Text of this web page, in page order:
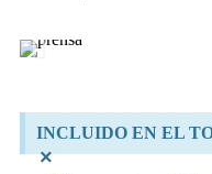
INCLUIDO EN EL
×